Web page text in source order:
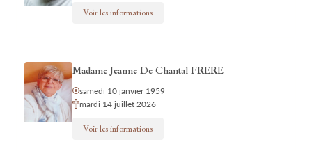
Voir les informations
Madame Jeanne De Chantal FRERE
samedi 10 janvier 1959
mardi 14 juillet 2026
Voir les informations